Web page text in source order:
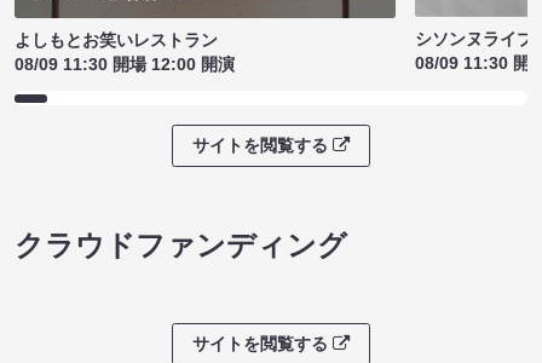
よしもとお笑いレストラン
08/09 11:30 開場 12:00 開演
シソンヌライ
08/09 11:30 開
サイトを閲覧する
クラウドファンディング
サイトを閲覧する